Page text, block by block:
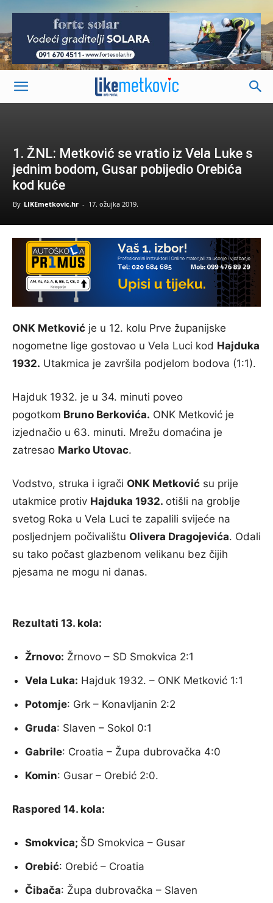
-
1. ŽNL: Metković se vratio iz Vela Luke s
jednim bodom, Gusar pobijedio Orebića
kod kuće
By LIKEmetkovic.hr - 17. ožujka 2019.
ONK Metković je u 12. kolu Prve županijske
nogometne lige gostovao u Vela Luci kod Hajduka
1932. Utakmica je završila podjelom bodova (1:1).
Hajduk 1932. je u 34. minuti poveo
pogotkom Bruno Berkovića. ONK Metković je
izjednačio u 63. minuti. Mrežu domaćina je
zatresao Marko Utovac.
Vodstvo, struka i igrači ONK Metković su prije
utakmice protiv Hajduka 1932. otišli na groblje
svetog Roka u Vela Luci te zapalili svijeće na
posljednjem počivalištu Olivera Dragojevića. Odali
su tako počast glazbenom velikanu bez čijih
pjesama ne mogu ni danas.
Rezultati 13. kola:
Žrnovo: Žrnovo – SD Smokvica 2:1
Vela Luka: Hajduk 1932. – ONK Metković 1:1
Potomje: Grk – Konavljanin 2:2
Gruda: Slaven – Sokol 0:1
Gabrile: Croatia – Župa dubrovačka 4:0
Komin: Gusar – Orebić 2:0.
Raspored 14. kola:
Smokvica; ŠD Smokvica – Gusar
Orebić: Orebić – Croatia
Čibača: Župa dubrovačka – Slaven